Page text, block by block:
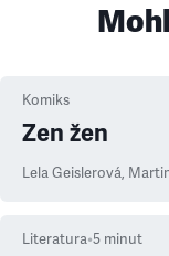
Komiks
Zen žen
Lela Geislerová,
Literatura•5 minut